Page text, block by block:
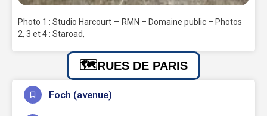
Photo 1 : Studio Harcourt — RMN – Domaine public – Photos
2, 3 et 4 : Staroad,
RUES DE PARIS
Foch (avenue)